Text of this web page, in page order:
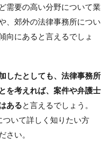
需要の高い分野について業
、郊外の法律事務所につい
向にあると言えるでしょ
したとしても、法律事務所
を考えれば、案件や弁護士
あると言えるでしょう。
いて詳しく知りたい方
い。